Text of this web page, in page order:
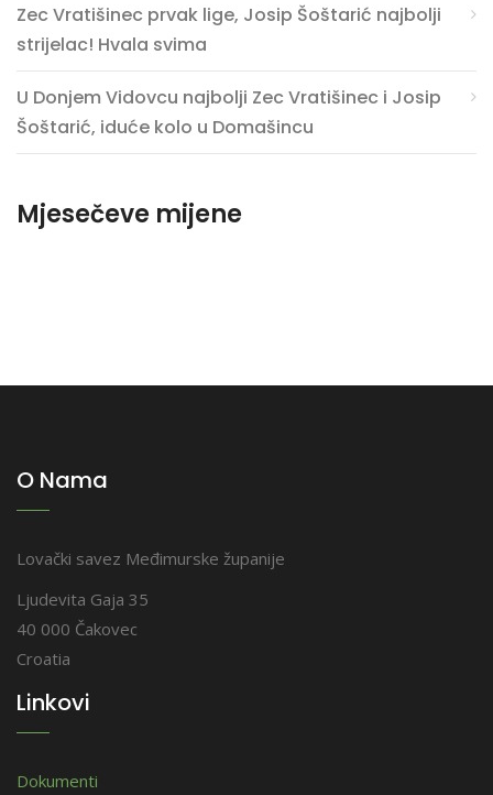
Zec Vratišinec prvak lige, Josip Šoštarić najbolji
strijelac! Hvala svima
U Donjem Vidovcu najbolji Zec Vratišinec i Josip
Šoštarić, iduće kolo u Domašincu
Mjesečeve mijene
O Nama
Lovački savez Međimurske županije
Ljudevita Gaja 35
40 000 Čakovec
Croatia
Linkovi
Dokumenti